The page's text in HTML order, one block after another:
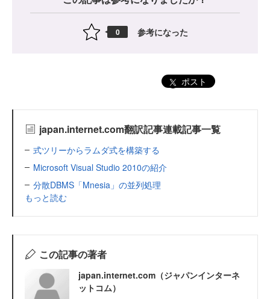
0 参考になった
ポスト
japan.internet.com翻訳記事連載記事一覧
式ツリーからラムダ式を構築する
Microsoft Visual Studio 2010の紹介
分散DBMS「Mnesia」の並列処理
もっと読む
この記事の著者
japan.internet.com（ジャパンインターネ
ットコム）